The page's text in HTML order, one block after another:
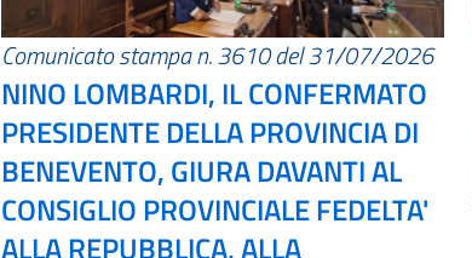
Comunicato stampa n. 3610 del 31/07/2026
NINO LOMBARDI, IL CONFERMATO
PRESIDENTE DELLA PROVINCIA DI
BENEVENTO, GIURA DAVANTI AL
CONSIGLIO PROVINCIALE FEDELTA'
ALLA REPUBBLICA, ALLA